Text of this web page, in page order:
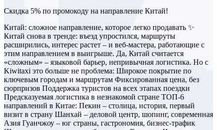
Скидка 5% по промокоду на направление Китай!
Китай: сложное направление, которое легко продавать ✨
Китай снова в тренде: въезд упростился, маршруты
расширились, интерес растет – и веб-мастера, работающие с
этим направлением в выигрыше. Да, Китай считается
«сложным» – языковой барьер, непривычная логистика. Но с
Kiwitaxi это больше не проблема: Широкое покрытие по
ключевым городам и маршрутам Фиксированная цена, без
сюрпризов Поддержка туристов на всех этапах поездки
Предсказуемая логистика в незнакомой стране ТОП-6
направлений в Китае: Пекин – столица, история, первый
визит в страну Шанхай – деловой центр, шопинг, современная
Азия Гуанчжоу – юг страны, гастрономия, бизнес-трафик